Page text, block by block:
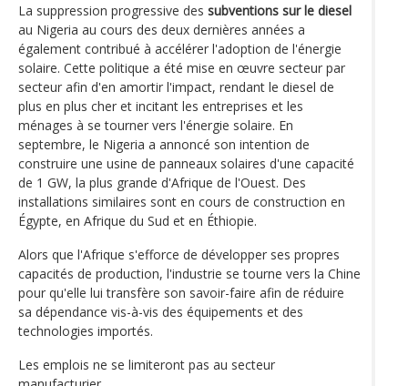
La suppression progressive des subventions sur le diesel
au Nigeria au cours des deux dernières années a
également contribué à accélérer l'adoption de l'énergie
solaire. Cette politique a été mise en œuvre secteur par
secteur afin d'en amortir l'impact, rendant le diesel de
plus en plus cher et incitant les entreprises et les
ménages à se tourner vers l'énergie solaire. En
septembre, le Nigeria a annoncé son intention de
construire une usine de panneaux solaires d'une capacité
de 1 GW, la plus grande d'Afrique de l'Ouest. Des
installations similaires sont en cours de construction en
Égypte, en Afrique du Sud et en Éthiopie.
Alors que l'Afrique s'efforce de développer ses propres
capacités de production, l'industrie se tourne vers la Chine
pour qu'elle lui transfère son savoir-faire afin de réduire
sa dépendance vis-à-vis des équipements et des
technologies importés.
Les emplois ne se limiteront pas au secteur